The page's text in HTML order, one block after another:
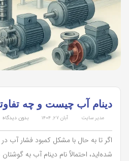
دینام آب چیست و چه
مدیر سایت آبان ۲۷, ۱۴۰۴ بدون دیدگاه
اگر تا به حال با مشکل کمبود فشار آب
شده‌اید، احتمالاً نام دینام آب به